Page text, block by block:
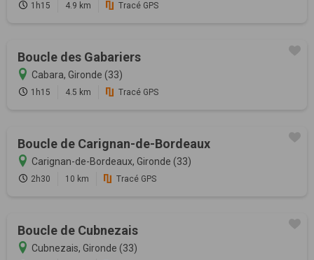
1h15 4.9 km Tracé GPS
Boucle des Gabariers
Cabara, Gironde (33)
1h15 4.5 km Tracé GPS
Boucle de Carignan-de-Bordeaux
Carignan-de-Bordeaux, Gironde (33)
2h30 10 km Tracé GPS
Boucle de Cubnezais
Cubnezais, Gironde (33)